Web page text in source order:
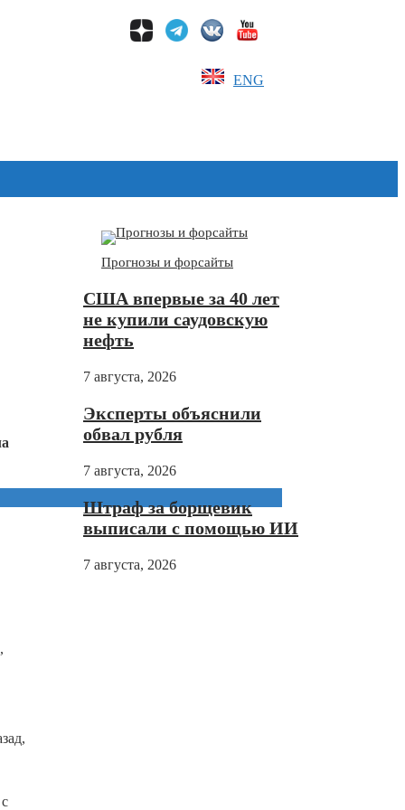
ENG
Прогнозы и форсайты
США впервые за 40 лет
не купили саудовскую
нефть
7 августа, 2026
Эксперты объяснили
обвал рубля
7 августа, 2026
Штраф за борщевик
выписали с помощью ИИ
7 августа, 2026